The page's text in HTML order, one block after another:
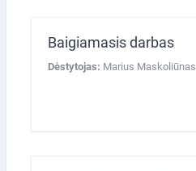
Baigiamasis darbas
Dėstytojas: Marius Maskoliūnas